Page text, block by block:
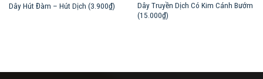
Dây Hút Đàm – Hút Dịch (3.900₫)
Dây Truyền Dịch Có Kim Cánh Bướm
(15.000₫)